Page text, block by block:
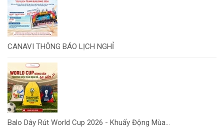
CANAVI THÔNG BÁO LỊCH NGHỈ
Balo Dây Rút World Cup 2026 - Khuấy Động Mùa...